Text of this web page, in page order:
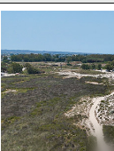
Luftaufnahme